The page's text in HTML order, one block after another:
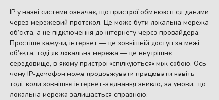
IP у назві системи означає, що пристрої обмінюються даними
через мережевий протокол. Це може бути локальна мережа
об’єкта, а не підключення до інтернету через провайдера.
Простіше кажучи, інтернет — це зовнішній доступ за межі
об’єкта, тоді як локальна мережа — це внутрішнє
середовище, в якому пристрої «спілкуються» між собою. Ось
чому IP-домофон може продовжувати працювати навіть
тоді, коли зовнішнє інтернет-з’єднання зникло, за умови, що
локальна мережа залишається справною.